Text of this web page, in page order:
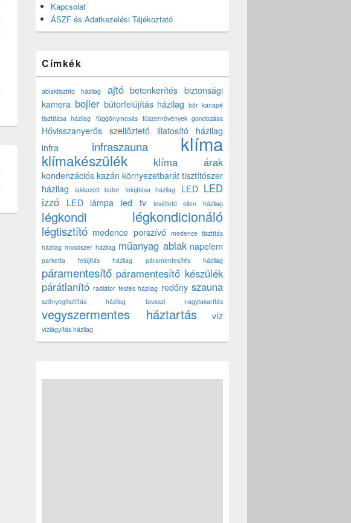
Kapcsolat
ÁSZF és Adatkezelési Tájékoztató
Címkék
ablaktisztító házilag ajtó betonkerítés biztonsági
kamera bojler bútorfelújítás házilag bőr kanapé
tisztítása házilag függönymosás fűszernövények gondozása
Hővisszanyerős szellőztető illatosító házilag
infra
infraszauna klíma
klímakészülék klíma árak
kondenzációs kazán környezetbarát tisztítószer
házilag
lakkozott bútor felújítása házilag LED LED
izzó
LED lámpa led tv levéltetű ellen házilag
légkondi légkondicionáló
légtisztító medence porszívó medence tisztítás
házilag mosószer házilag műanyag ablak napelem
parketta felújítás házilag páramentesítés házilag
páramentesítő páramentesítő készülék
párátlanító radiátor festés házilag redőny szauna
szőnyegtisztítás házilag tavaszi nagytakarítás
vegyszermentes háztartás víz
vízlágyítás házilag